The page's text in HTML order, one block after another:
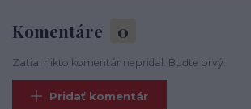
Komentáre 0
Zatial nikto komentár nepridal. Buďte prvý.
Pridať komentár